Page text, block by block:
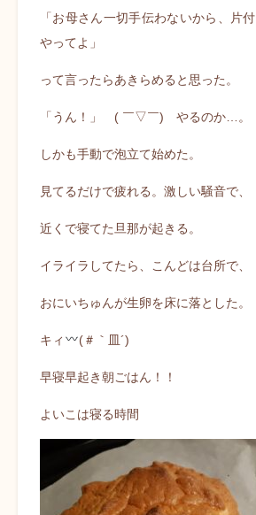
「お母さん一切手伝わないから、片
やってよ」
って言ったらあきらめると思った。
「うん！」 ( ￣▽￣) やるのか…。
しかも手動で泡立て始めた。
見てるだけで疲れる。激しい騒音で、
近くで寝てた旦那が起きる。
イライラしてたら、こんどは台所で、
おにいちゅんが生卵を床に落とした。
キィ (＃｀皿´)
早寝早起き朝ごはん！！
よいこは寝る時間